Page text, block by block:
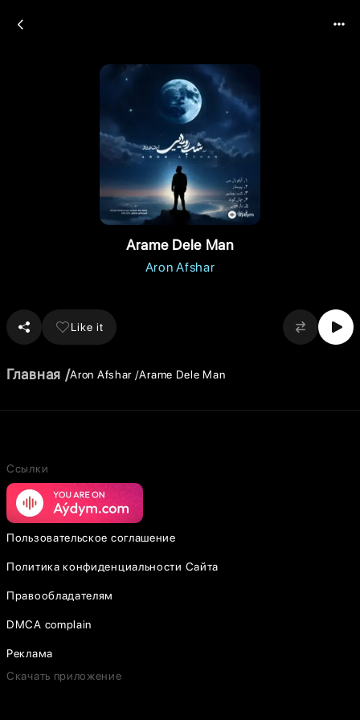
Arame Dele Man
Aron Afshar
Like it
Главная Aron Afshar Arame Dele Man
Ссылки
Пользовательское соглашение
Политика конфиденциальности Сайта
Правообладателям
DMCA complain
Реклама
Скачать приложение